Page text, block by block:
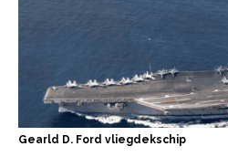
Gearld D. Ford vliegdekschip